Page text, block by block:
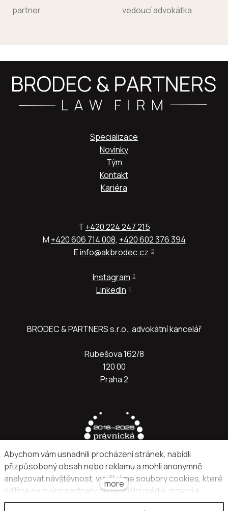
partner vedoucí advokátka
Specializace
Novinky
Tým
Kontakt
Kariéra
T +420 224 247 215
M +420 606 714 008, +420 602 376 394
Einfo@akbrodec.cz
Instagram
LinkedIn
BRODEC & PARTNERS s.r.o., advokátní kancelář
Rubešova 162/8
120 00
Praha 2
Abychom vám usnadnili procházení stránek, nabídli
přizpůsobený obsah nebo reklamu a mohli anonymně
analyzovat návštěvnost, využíváme soubory cookies, které
sdílíme se svými partnery pro sociální média, inzerci a
analýzu. Jejich nastavení upravíte odkazem "Nastavení
more